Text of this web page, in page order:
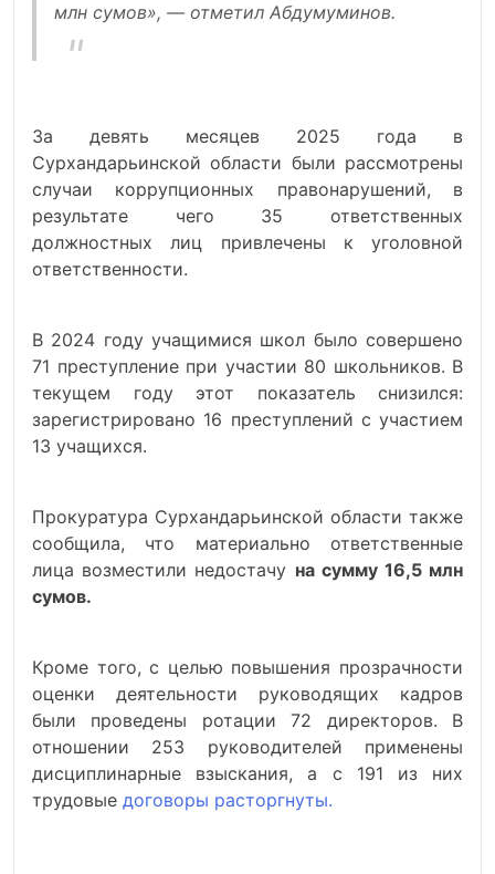
млн сумов», — отметил Абдумуминов.
За девять месяцев 2025 года в
Сурхандарьинской области были рассмотрены
случаи коррупционных правонарушений, в
результате чего 35 ответственных
должностных лиц привлечены к уголовной
ответственности.
В 2024 году учащимися школ было совершено
71 преступление при участии 80 школьников. В
текущем году этот показатель снизился:
зарегистрировано 16 преступлений с участием
13 учащихся.
Прокуратура Сурхандарьинской области также
сообщила, что материально ответственные
лица возместили недостачу на сумму 16,5 млн
сумов.
Кроме того, с целью повышения прозрачности
оценки деятельности руководящих кадров
были проведены ротации 72 директоров. В
отношении 253 руководителей применены
дисциплинарные взыскания, а с 191 из них
трудовые договоры расторгнуты.